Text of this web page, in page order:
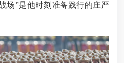
场”是他时刻准备践行的庄严